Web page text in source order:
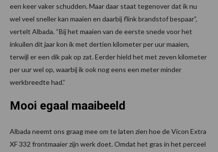
een keer vaker schudden. Maar daar staat tegenover dat ik nu
wel veel sneller kan maaien en daarbij flink brandstof bespaar”,
vertelt Albada. “Bij het maaien van de eerste snede voor het
inkuilen dit jaar kon ik met dertien kilometer per uur maaien,
terwijl er een dik pak op zat. Eerder hield het met zeven kilometer
per uur wel op, waarbij ik ook nog eens een meter minder
werkbreedte had.”
Mooi egaal maaibeeld
Albada neemt ons graag mee om te laten zien hoe de Vicon Extra
XF 332 frontmaaier zijn werk doet. Omdat het gras in het perceel